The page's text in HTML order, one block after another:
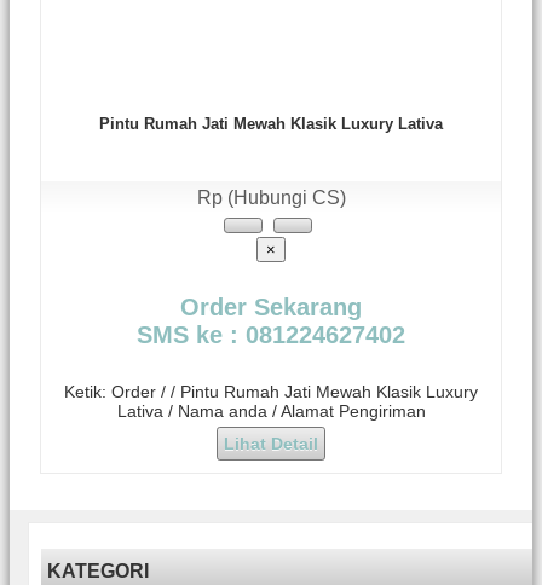
Pintu Rumah Jati Mewah Klasik Luxury Lativa
Rp (Hubungi CS)
×
Order Sekarang
SMS ke : 081224627402
Ketik: Order / / Pintu Rumah Jati Mewah Klasik Luxury
Lativa / Nama anda / Alamat Pengiriman
Lihat Detail
KATEGORI